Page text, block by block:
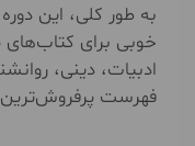
به طور کلی، این
خوبی برای کتاب‌های
ادبیات، دینی،
فهرست پر‌فروش‌ترین